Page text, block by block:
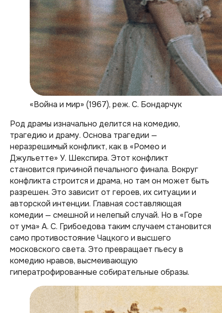
«Война и мир» (1967), реж. С. Бондарчук
Род драмы изначально делится на комедию,
трагедию и драму. Основа трагедии —
неразрешимый конфликт, как в «Ромео и
Джульетте» У. Шекспира. Этот конфликт
становится причиной печального финала. Вокруг
конфликта строится и драма, но там он может быть
разрешен. Это зависит от героев, их ситуации и
авторской интенции. Главная составляющая
комедии — смешной и нелепый случай. Но в «Горе
от ума» А. С. Грибоедова таким случаем становится
само противостояние Чацкого и высшего
московского света. Это превращает пьесу в
комедию нравов, высмеивающую
гиператрофированные собирательные образы.